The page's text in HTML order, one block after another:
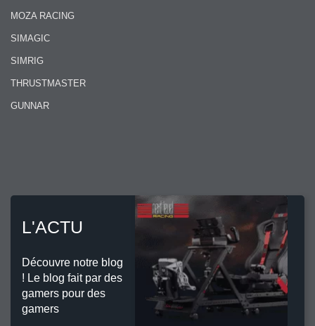
MOZA RACING
SIMAGIC
SIMRIG
THRUSTMASTER
GUNNAR
L'ACTU
Découvre notre blog
! Le blog fait par des
gamers pour des
gamers